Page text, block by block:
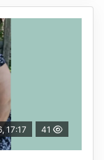
17:17 41